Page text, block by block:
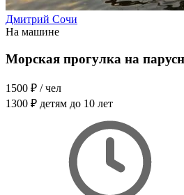
Дмитрий Сочи
На машине
Морская прогулка на
1500 ₽ / чел
1300 ₽ детям до 10 лет